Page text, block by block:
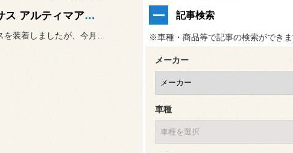
30エスティマ × BOLDエアサス アルティマアドバンスエディション 記事検索
※車種・商品等で記事の検索ができ
メーカー
車種